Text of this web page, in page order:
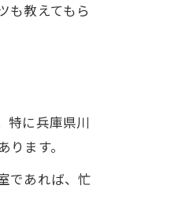
も教えてもら
特に兵庫県川
ます。
であれば、忙